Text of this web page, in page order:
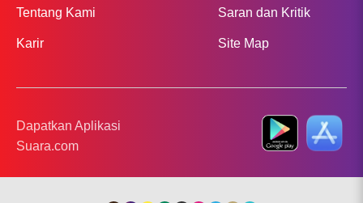
Tentang Kami
Karir
Saran dan Kritik
Site Map
Dapatkan Aplikasi
Suara.com